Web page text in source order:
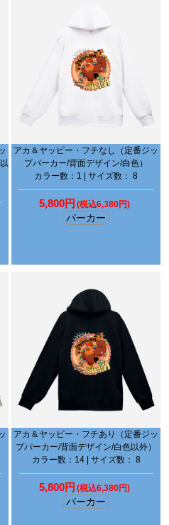
アカ＆ヤッピー・フチなし（定番ジッ
プパーカー/背面デザイン/白色）
カラー数：1 | サイズ数： 8
5,800円 (税込6,380円)
パーカー
アカ＆ヤッピー・フチあり（定番ジッ
プパーカー/背面デザイン/白色以外）
カラー数：14 | サイズ数： 8
5,800円 (税込6,380円)
パーカー